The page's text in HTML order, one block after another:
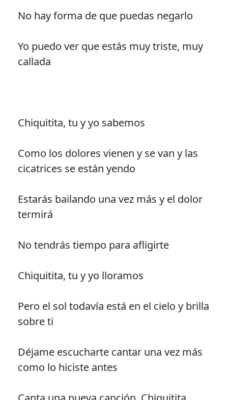
No hay forma de que puedas negarlo
Yo puedo ver que estás muy triste, muy
callada
Chiquitita, tu y yo sabemos
Como los dolores vienen y se van y las
cicatrices se están yendo
Estarás bailando una vez más y el dolor
termirá
No tendrás tiempo para afligirte
Chiquitita, tu y yo lloramos
Pero el sol todavía está en el cielo y brilla
sobre ti
Déjame escucharte cantar una vez más
como lo hiciste antes